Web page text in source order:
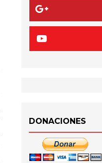
DONACIONES